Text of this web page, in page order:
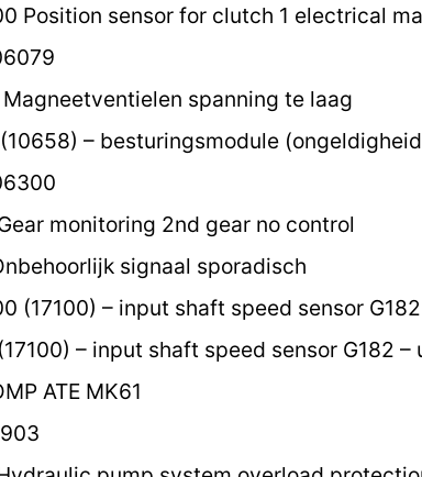
Position sensor for clutch 1 electrical
spanning te laag
– besturingsmodule
monitoring 2nd gear no control
signaal sporadisch
(17100) – input shaft speed sensor
– input shaft speed sensor G182 –
ATE MK61